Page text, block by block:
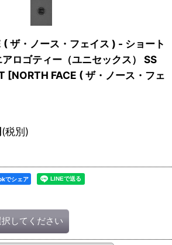
ザ・ノース・フェイス ) - ショート
ロゴティー（ユニセックス） SS
[NORTH FACE ( ザ・ノース・フェ
(税別)
でシェア
択してください